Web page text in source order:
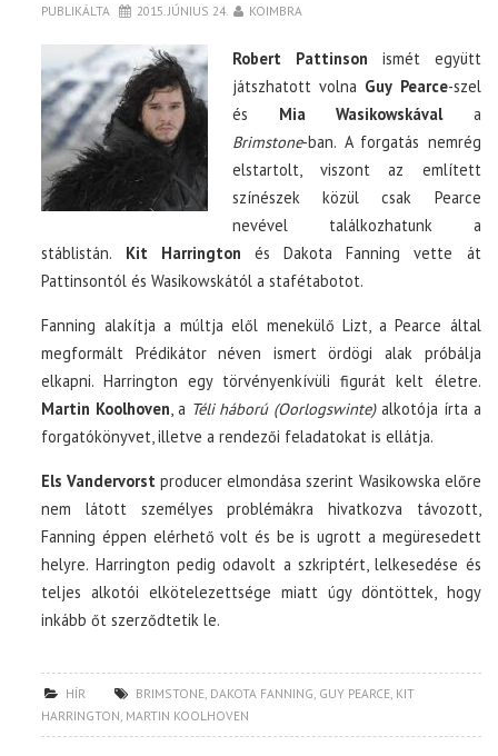
PUBLIKÁLTA 2015. JÚNIUS 24. KOIMBRA
Robert Pattinson ismét együtt
játszhatott volna Guy Pearce-szel
és Mia Wasikowskávala
Brimstone-ban. A forgatás nemrég
elstartolt, viszont az említett
színészek közül csak Pearce
nevével találkozhatunk a
stáblistán. Kit Harrington és Dakota Fanning vette át
Pattinsontól és Wasikowskától a stafétabotot.
Fanning alakítja a múltja elől menekülő Lizt, a Pearce által
megformált Prédikátor néven ismert ördögi alak próbálja
elkapni. Harrington egy törvényenkívüli figurát kelt életre.
Martin Koolhoven, a Téli háború (Oorlogswinte)alkotója írta a
forgatókönyvet, illetve a rendezői feladatokat is ellátja.
Els Vandervorst producer elmondása szerint Wasikowska előre
nem látott személyes problémákra hivatkozva távozott,
Fanning éppen elérhető volt és be is ugrott a megüresedett
helyre. Harrington pedig odavolt a szkriptért, lelkesedése és
teljes alkotói elkötelezettsége miatt úgy döntöttek, hogy
inkább őt szerződtetik le.
HÍR BRIMSTONE, DAKOTA FANNING, GUY PEARCE, KIT
HARRINGTON, MARTIN KOOLHOVEN